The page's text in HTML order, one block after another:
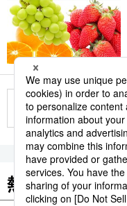
熱門關鍵詞